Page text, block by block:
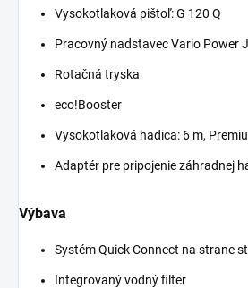
Vysokotlaková pištoľ: G 120 Q
Pracovný nadstavec Vario Power
Rotačná tryska
eco!Booster
Vysokotlaková hadica: 6 m,
Adaptér pre pripojenie záhradnej
Výbava
SystémQuick Connect na strane
Integrovaný vodný filter